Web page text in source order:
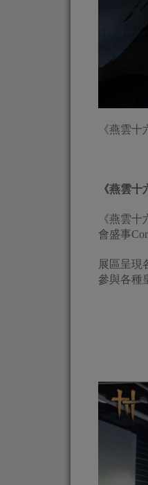
《燕雲
《燕雲十
《燕雲
會盛事
展區呈現
參與各種